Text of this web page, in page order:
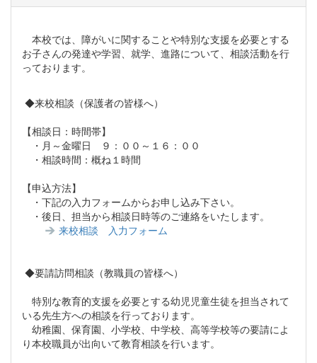
本校では、障がいに関することや特別な支援を必要とする
お子さんの発達や学習、就学、進路について、相談活動を行
っております。
◆来校相談（保護者の皆様へ）
【相談日：時間帯】
・月～金曜日 ９：００～１６：００
・相談時間：概ね１時間
【申込方法】
・下記の入力フォームからお申し込み下さい。
・後日、担当から相談日時等のご連絡をいたします。
来校相談 入力フォーム
◆要請訪問相談（教職員の皆様へ）
特別な教育的支援を必要とする幼児児童生徒を担当されて
いる先生方への相談を行っております。
幼稚園、保育園、小学校、中学校、高等学校等の要請によ
り本校職員が出向いて教育相談を行います。